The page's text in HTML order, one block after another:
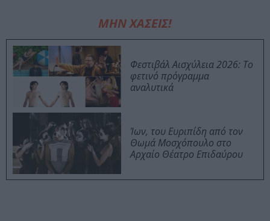
ΜΗΝ ΧΑΣΕΙΣ!
Φεστιβάλ Αισχύλεια 2026: Το
φετινό πρόγραμμα
αναλυτικά
Ίων, του Ευριπίδη από τον
Θωμά Μοσχόπουλο στο
Αρχαίο Θέατρο Επιδαύρου